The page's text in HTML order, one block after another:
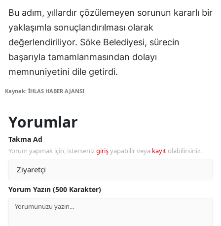
Bu adım, yıllardır çözülemeyen sorunun kararlı bir
yaklaşımla sonuçlandırılması olarak
değerlendiriliyor. Söke Belediyesi, sürecin
başarıyla tamamlanmasından dolayı
memnuniyetini dile getirdi.
Kaynak: İHLAS HABER AJANSI
Yorumlar
Takma Ad
Yorum yapmak için, istersenizgirişyapabilir veya kayıt olabilirsiniz.
Yorum Yazın (500 Karakter)